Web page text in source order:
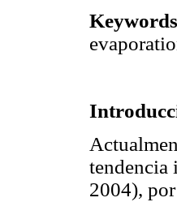
tendencia
2004),